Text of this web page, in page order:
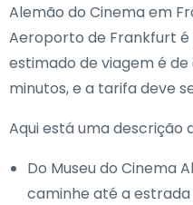
Alemão do Cinema em
Aeroporto de Frankfurt
estimado de viagem é
minutos, e a tarifa deve
Aqui está uma descrição
Do Museu do Cinema
caminhe até a